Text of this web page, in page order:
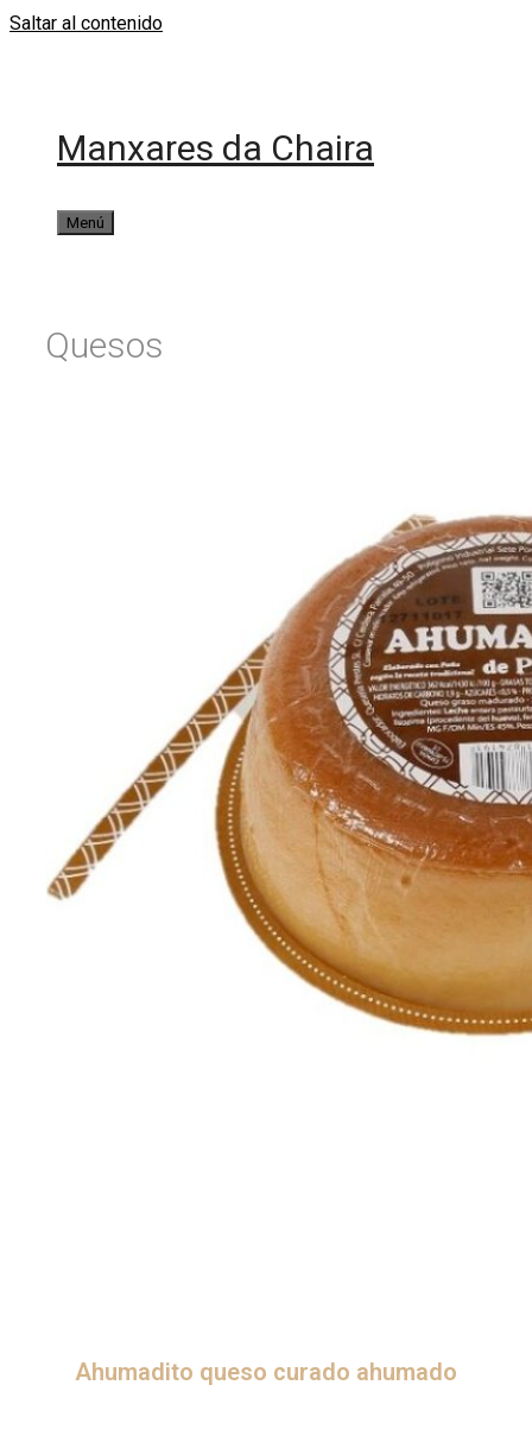
Saltar al contenido
Manxares da Chaira
Menú
Quesos
Ahumadito queso curado ahumado